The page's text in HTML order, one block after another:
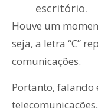
escritório.
Houve um
seja, a letra “C”
comunicações.
Portanto, falando